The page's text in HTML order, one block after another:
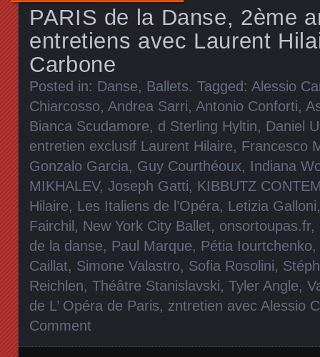
PARIS de la Danse, 2ème
entretiens avec Laurent
Carbone
Posted in: Danse, Ballets. Tagged: Alessio
Chiarcosso, Andrea Sarri, Antonio Conforti,
Bianca Scudamore, d Sterling Hyltin, Daniel
entretien exclusif Laurent Hilaire, Francesco
Gonzalo Garcia, Guy Courthéoux, Indiana
MIKHALEV, Joseph Gatti, KIBBUTZ
Hilaire, Les Italiens de l’Opéra, Letizia Galloni
Fairchil, New York City Ballet, onsortoupas.fr,
de la danse, Paul Marque, Pétia Iourtchenko,
Caillat, Simone Valastro, Sofia Rosolini,
Reichlen, Théâtre Stanislavski, Tyler Angle,
de L’ Opéra de Paris, zntretien avec Alessio
Comment